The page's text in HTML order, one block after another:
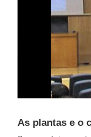
As plantas e o